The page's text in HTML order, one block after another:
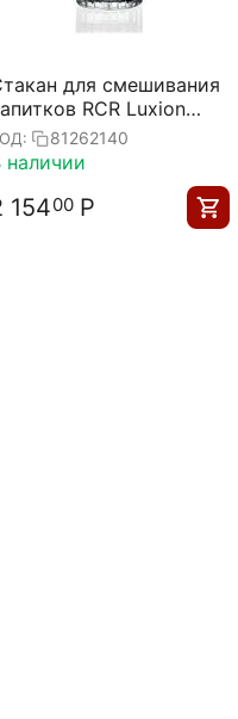
для смешивания
RCR Luxion
Италия
81262140
наличии
15400 Р